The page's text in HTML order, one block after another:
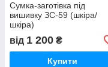
Сумка-заготівка під
вишивку ЗС-59 (шкіра/
шкіра)
від 1 200 ₴
Купити